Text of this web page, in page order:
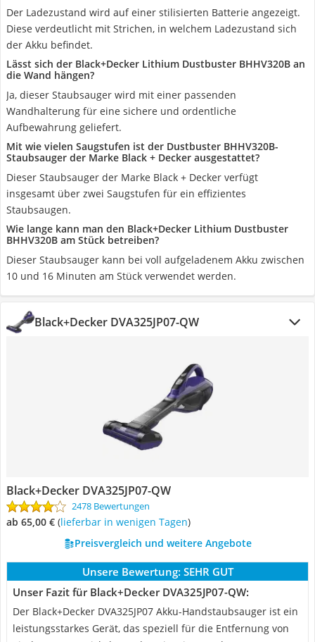
Der Ladezustand wird auf einer stilisierten Batterie angezeigt.
Diese verdeutlicht mit Strichen, in welchem Ladezustand sich
der Akku befindet.
Lässt sich der Black+Decker Lithium Dustbuster BHHV320B an
die Wand hängen?
Ja, dieser Staubsauger wird mit einer passenden
Wandhalterung für eine sichere und ordentliche
Aufbewahrung geliefert.
Mit wie vielen Saugstufen ist der Dustbuster BHHV320B-
Staubsauger der Marke Black + Decker ausgestattet?
Dieser Staubsauger der Marke Black + Decker verfügt
insgesamt über zwei Saugstufen für ein effizientes
Staubsaugen.
Wie lange kann man den Black+Decker Lithium Dustbuster
BHHV320B am Stück betreiben?
Dieser Staubsauger kann bei voll aufgeladenem Akku zwischen
10 und 16 Minuten am Stück verwendet werden.
Black+Decker DVA325JP07-QW
Black+Decker DVA325JP07-QW
2478 Bewertungen
ab 65,00 € ( Lieferbar in wenigen Tagen)
Preisvergleich und weitere Angebote
Unsere Bewertung: SEHR GUT
Unser Fazit für Black+Decker DVA325JP07-QW:
Der Black+Decker DVA325JP07 Akku-Handstaubsauger ist ein
leistungsstarkes Gerät, das speziell für die Entfernung von